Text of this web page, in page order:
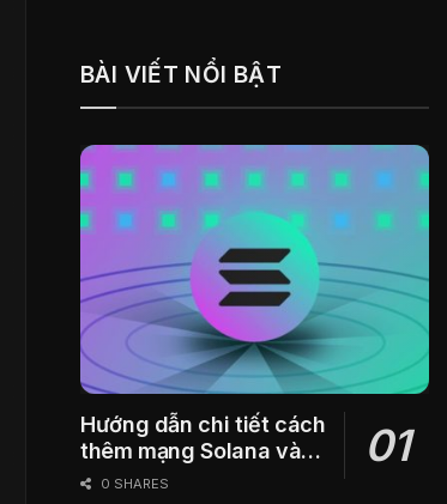
BÀI VIẾT NỔI BẬT
Hướng dẫn chi tiết cách
thêm mạng Solana vào
ví Metamask
0 SHARES